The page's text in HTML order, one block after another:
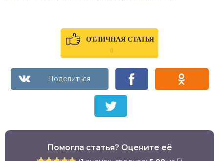
ОТЛИЧНАЯ СТАТЬЯ
0
Помогла статья? Оцените её